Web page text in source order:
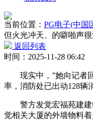
当前位置： PG电子(中国
但火光冲天、的噼啪声
返回列表
时间：2025-11-28 06:42
现实中，”她向记者回
率，消防处已出动128辆
警方发觉宏福苑建建
觉相关大厦的外墙物料